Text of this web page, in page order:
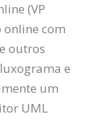
(VP
online com
outros
e
um
UML